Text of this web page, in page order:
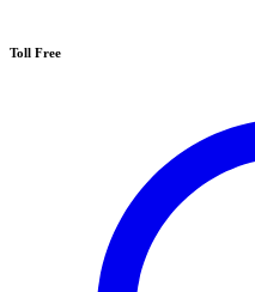
Toll Free